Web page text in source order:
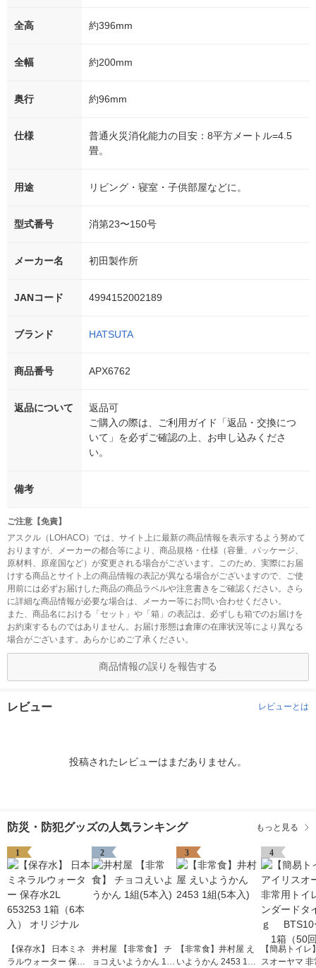
全高 約396mm
全幅 約200mm
奥行 約96mm
仕様
普通火災消化能力の目安：8平方メートル=4.5
畳。
用途 リビング・寝室・子供部屋などに。
型式番号 消第23〜150号
メーカー名 初田製作所
JANコード 4994152002189
ブランド HATSUTA
商品番号 APX6762
返品について
返品可
ご購入の際は、ご利用ガイド「返品・交換につ
いて」を必ずご確認の上、お申し込みくださ
い。
備考
ご注意【免責】
アスクル（LOHACO）では、サイト上に最新の商品情報を表示するよう努めて
おりますが、メーカーの都合等により、商品規格・仕様（容量、パッケージ、
原材料、原産国など）が変更される場合がございます。このため、実際にお届
けする商品とサイト上の商品情報の表記が異なる場合がございますので、ご使
用前には必ずお届けした商品の商品ラベルや注意書きをご確認ください。さら
に詳細な商品情報が必要な場合は、メーカー等にお問い合わせください。
また、商品名における「セット」や「箱」の表記は、必ずしも箱でのお届けを
お約束するものではありません。お届け形態は倉庫の在庫状況等により異なる
場合がございます。あらかじめご了承ください。
商品情報の誤りを報告する
レビュー レビューとは
投稿されたレビューはまだありません。
防災・防犯グッズの人気ランキング もっと見る
1
【保存水】 日本ミネ
ラルウォーター 保存
2
井村屋 【非常食】 チ
ョコえいようかん 1組
3
【非常食】井村屋 え
いようかん 2453 1組
4
【簡易トイレ
スオーヤマ